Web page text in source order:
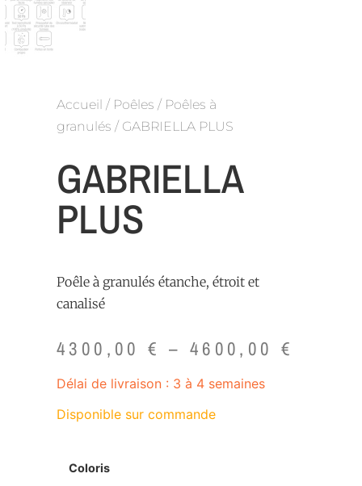
Accueil / Poêles / Poêles à
granulés / GABRIELLA PLUS
GABRIELLA
PLUS
Poêle à granulés étanche, étroit et
canalisé
4300,00€ – 4600,00€
Délai de livraison : 3 à 4 semaines
Disponible sur commande
Coloris